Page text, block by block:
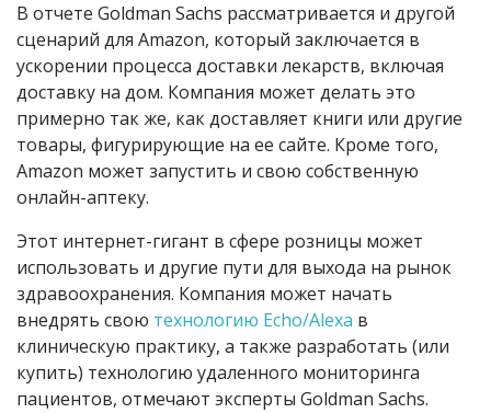
В отчете Goldman Sachs рассматривается и другой
сценарий для Amazon, который заключается в
ускорении процесса доставки лекарств, включая
доставку на дом. Компания может делать это
примерно так же, как доставляет книги или другие
товары, фигурирующие на ее сайте. Кроме того,
Amazon может запустить и свою собственную
онлайн-аптеку.
Этот интернет-гигант в сфере розницы может
использовать и другие пути для выхода на рынок
здравоохранения. Компания может начать
внедрять свою технологию Echo/Alexa в
клиническую практику, а также разработать (или
купить) технологию удаленного мониторинга
пациентов, отмечают эксперты Goldman Sachs.